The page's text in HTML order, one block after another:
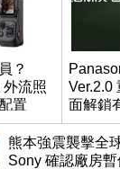
？
外流照
置
Ver.2.0
面解鎖
調編輯
熊本強震襲擊全
Sony 確認廠房